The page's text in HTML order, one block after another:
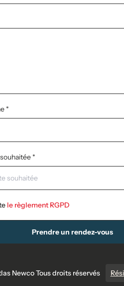
le règlement RGPD
Prendre un rendez-vous
Newco Tous droits réservés